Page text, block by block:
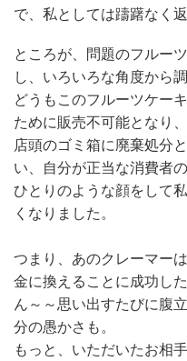
で、私としては躊躇なく
ところが、問題のフルー
し、いろいろな角度から
どうもこのフルーツケー
ために販売不可能となり、
店頭のゴミ箱に廃棄処分
い、自分が正当な消費者の
ひとりのような顔をして
くなりました。
つまり、あのクレーマー
金に換えることに成功した
ん～～思い出すたびに腹
分の愚かさも。
もっと、いただいたお相